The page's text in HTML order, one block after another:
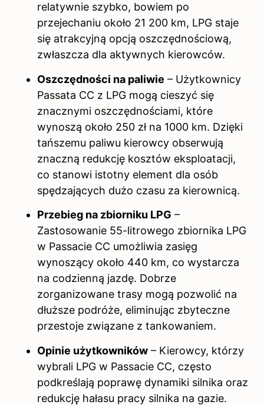
relatywnie szybko, bowiem po
przejechaniu około 21 200 km, LPG staje
się atrakcyjną opcją oszczędnościową,
zwłaszcza dla aktywnych kierowców.
Oszczędności na paliwie – Użytkownicy
Passata CC z LPG mogą cieszyć się
znacznymi oszczędnościami, które
wynoszą około 250 zł na 1000 km. Dzięki
tańszemu paliwu kierowcy obserwują
znaczną redukcję kosztów eksploatacji,
co stanowi istotny element dla osób
spędzających dużo czasu za kierownicą.
Przebieg na zbiorniku LPG –
Zastosowanie 55-litrowego zbiornika LPG
w Passacie CC umożliwia zasięg
wynoszący około 440 km, co wystarcza
na codzienną jazdę. Dobrze
zorganizowane trasy mogą pozwolić na
dłuższe podróże, eliminując zbyteczne
przestoje związane z tankowaniem.
Opinie użytkowników – Kierowcy, którzy
wybrali LPG w Passacie CC, często
podkreślają poprawę dynamiki silnika oraz
redukcję hałasu pracy silnika na gazie.